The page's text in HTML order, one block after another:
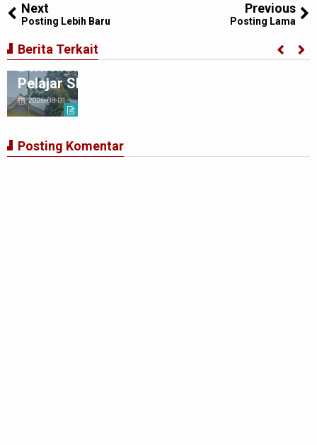
Next
Posting Lebih Baru
Previous
Posting Lama
Berita Terkait
Ciptakan Generasi Muda Tertib
Berkendara,Satlantas Polre Langkat Bekali
Pelajar SMP
2026-08-01
Posting Komentar